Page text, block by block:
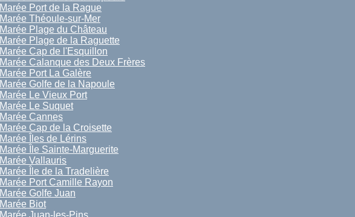
Marée Port de la Rague
Marée Théoule-sur-Mer
Marée Plage du Château
Marée Plage de la Raguette
Marée Cap de l'Esquillon
Marée Calanque des Deux Frères
Marée Port La Galère
Marée Golfe de la Napoule
Marée Le Vieux Port
Marée Le Suquet
Marée Cannes
Marée Cap de la Croisette
Marée Îles de Lérins
Marée Île Sainte-Marguerite
Marée Vallauris
Marée Île de la Tradelière
Marée Port Camille Rayon
Marée Golfe Juan
Marée Biot